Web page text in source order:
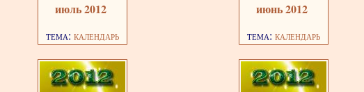
июль 2012
тема: календарь
июнь 2012
тема: календарь